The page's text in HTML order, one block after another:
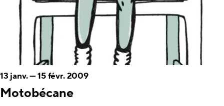
Motobécane
13 janv.—15 févr. 2009